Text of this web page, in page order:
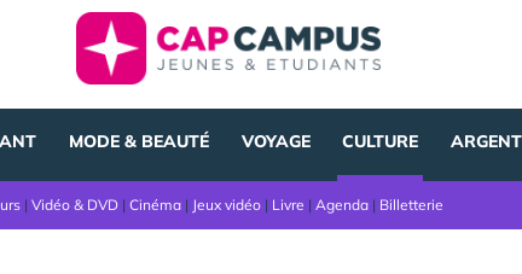
MODE & BEAUTÉ VOYAGE CULTURE ARGENT
| Vidéo & DVD | Cinéma | Jeux vidéo | Livre | Agenda | Billetterie